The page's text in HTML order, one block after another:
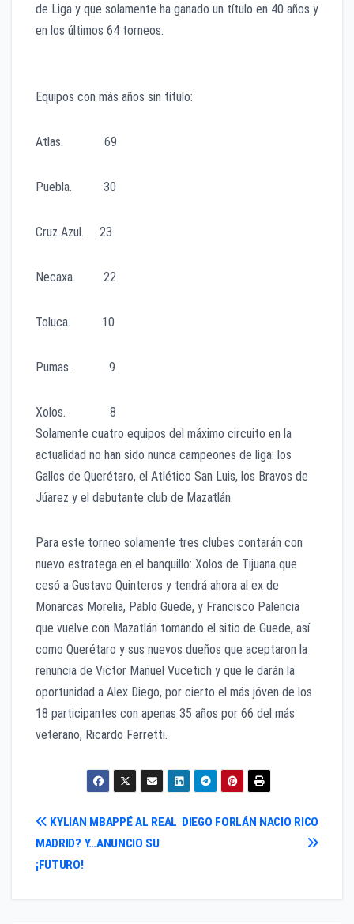
de Liga y que solamente ha ganado un título en 40 años y
en los últimos 64 torneos.
Equipos con más años sin título:
Atlas. 69
Puebla. 30
Cruz Azul. 23
Necaxa. 22
Toluca. 10
Pumas. 9
Xolos. 8
Solamente cuatro equipos del máximo circuito en la
actualidad no han sido nunca campeones de liga: los
Gallos de Querétaro, el Atlético San Luis, los Bravos de
Júarez y el debutante club de Mazatlán.
Para este torneo solamente tres clubes contarán con
nuevo estratega en el banquillo: Xolos de Tijuana que
cesó a Gustavo Quinteros y tendrá ahora al ex de
Monarcas Morelia, Pablo Guede, y Francisco Palencia
que vuelve con Mazatlán tomando el sitio de Guede, así
como Querétaro y sus nuevos dueños que aceptaron la
renuncia de Victor Manuel Vucetich y que le darán la
oportunidad a Alex Diego, por cierto el más jóven de los
18 participantes con apenas 35 años por 66 del más
veterano, Ricardo Ferretti.
Navegación
de
entradas
DIEGO FORLÁN NACIO RICO
KYLIAN MBAPPÉ AL REAL
MADRID? Y…ANUNCIO SU
¡FUTURO!